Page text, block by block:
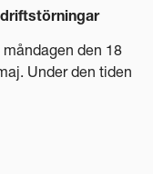
den 18
Under den tiden